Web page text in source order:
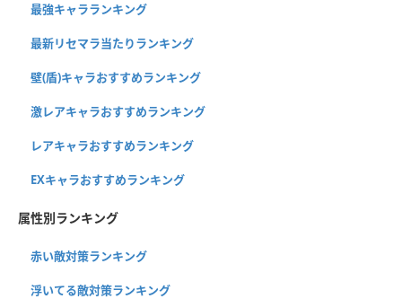
最強キャラランキング
最新リセマラ当たりランキング
壁(盾)キャラおすすめランキング
激レアキャラおすすめランキング
レアキャラおすすめランキング
EXキャラおすすめランキング
属性別ランキング
赤い敵対策ランキング
浮いてる敵対策ランキング